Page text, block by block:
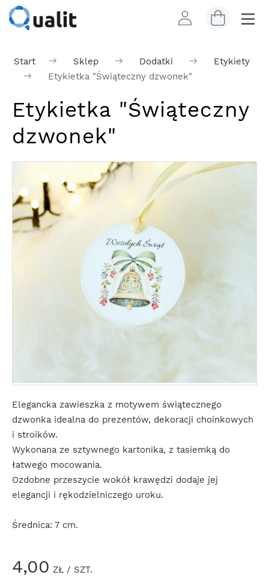
Start Sklep Dodatki
Etykiety
Etykietka "Świąteczny dzwonek"
Etykietka "Świąteczny
dzwonek"
Elegancka zawieszka z motywem świątecznego
dzwonka idealna do prezentów, dekoracji choinkowych
i stroików.
Wykonana ze sztywnego kartonika, z tasiemką do
łatwego mocowania.
Ozdobne przeszycie wokół krawędzi dodaje jej
elegancji i rękodzielniczego uroku.
Średnica: 7 cm.
4,00 ZŁ / SZT.